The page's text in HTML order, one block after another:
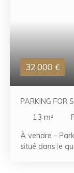
32 000 €
PARKING FOR
13 m²
À vendre –
situé dans le